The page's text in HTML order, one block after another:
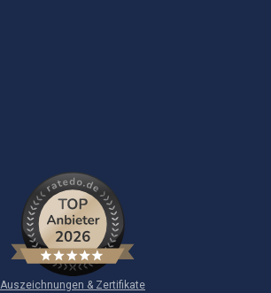
Auszeichnungen & Zertifikate